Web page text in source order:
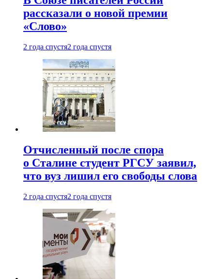
рассказали о новой премии
«Слово»
2 года спустя2 года спустя
Отчисленный после спора
о Сталине студент РГСУ заявил,
что вуз лишил его свободы слова
2 года спустя2 года спустя